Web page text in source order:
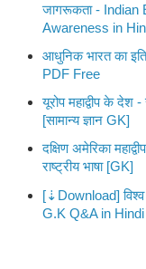
जागरूकता - Indian
Awareness in
आधुनिक भारत का
PDF Free
यूरोप महाद्वीप के देश
[सामान्य ज्ञान GK]
दक्षिण अमेरिका
राष्ट्रीय भाषा [GK]
[⇣Download]
G.K Q&A in Hindi -